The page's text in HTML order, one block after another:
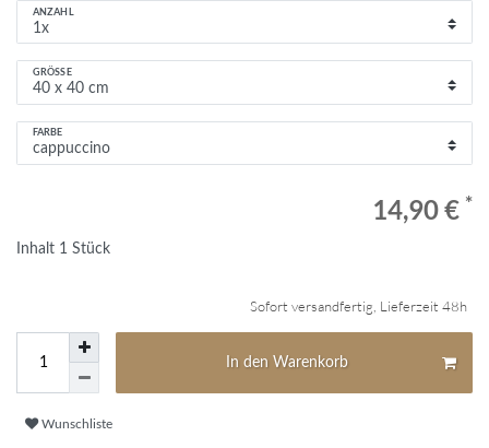
ANZAHL
GRÖSSE
FARBE
14,90 € *
Inhalt 1 Stück
Sofort versandfertig, Lieferzeit 48h
In den Warenkorb
Wunschliste